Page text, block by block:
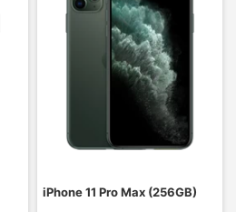
iPhone 11 Pro Max (256GB)